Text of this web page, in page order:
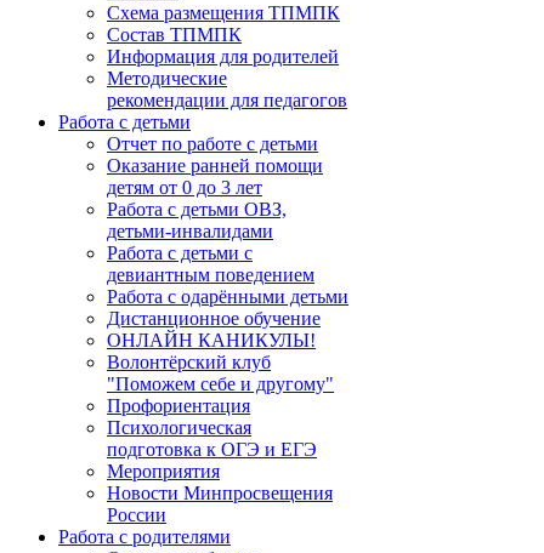
Схема размещения ТПМПК
Состав ТПМПК
Информация для родителей
Методические
рекомендации для педагогов
Работа с детьми
Отчет по работе с детьми
Оказание ранней помощи
детям от 0 до 3 лет
Работа с детьми ОВЗ,
детьми-инвалидами
Работа с детьми с
девиантным поведением
Работа с одарёнными детьми
Дистанционное обучение
ОНЛАЙН КАНИКУЛЫ!
Волонтёрский клуб
"Поможем себе и другому"
Профориентация
Психологическая
подготовка к ОГЭ и ЕГЭ
Мероприятия
Новости Минпросвещения
России
Работа с родителями